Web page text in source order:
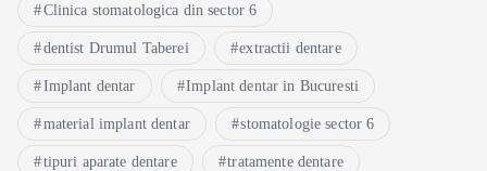
Clinica stomatologica din sector 6
dentist Drumul Taberei extractii dentare
Implant dentar Implant dentar in Bucuresti
material implant dentar stomatologie sector 6
tipuri aparate dentare tratamente dentare